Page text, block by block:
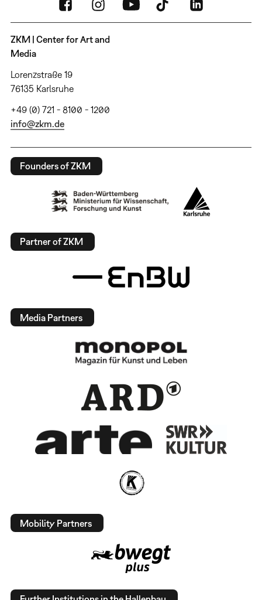
ZKM | Center for Art and
Media
Lorenzstraße 19
76135 Karlsruhe
+49 (0) 721 - 8100 - 1200
info@zkm.de
Founders of ZKM
Partner of ZKM
Media Partners
Mobility Partners